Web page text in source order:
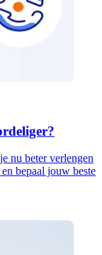
nu beter verlengen
bepaal jouw beste